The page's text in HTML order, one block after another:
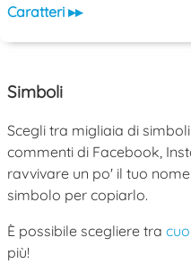
Caratteri ▸▸
Simboli
Scegli tra migliaia di
commenti di Facebook,
ravvivare un po' il tuo
simbolo per copiarlo.
È possibile scegliere tra
più!